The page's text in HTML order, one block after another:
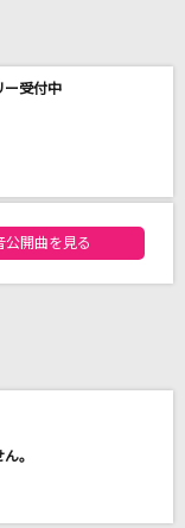
受付中
キング
公開曲を見る